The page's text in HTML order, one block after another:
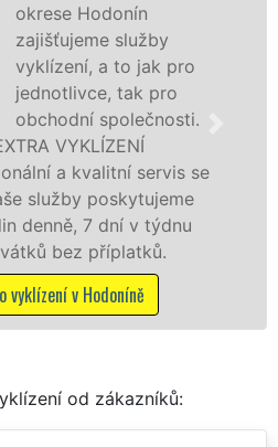
pro
se
jak
zárukou
STOP bez
od zákazníků: